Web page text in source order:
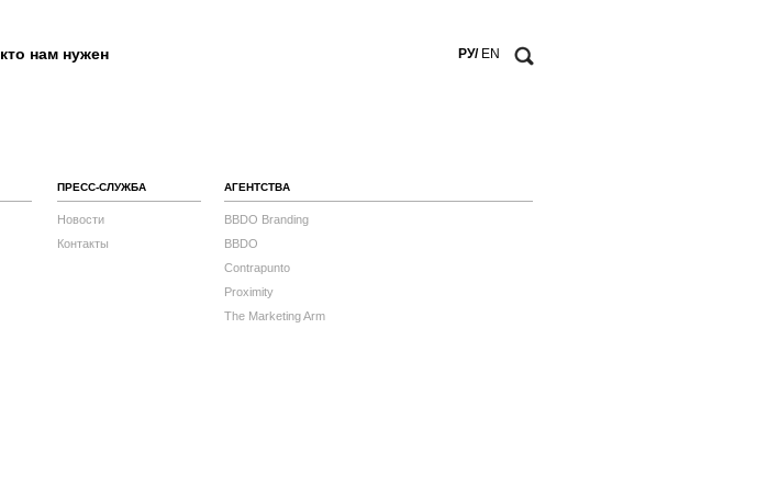
кто нам нужен РУ/ EN
ПРЕСС-СЛУЖБА
Новости
Контакты
АГЕНТСТВА
BBDO Branding
BBDO
Contrapunto
Proximity
The Marketing Arm